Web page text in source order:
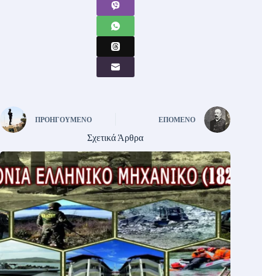
ΠΡΟΗΓΟΎΜΕΝΟ ΕΠΌΜΕΝΟ
Σχετικά Άρθρα